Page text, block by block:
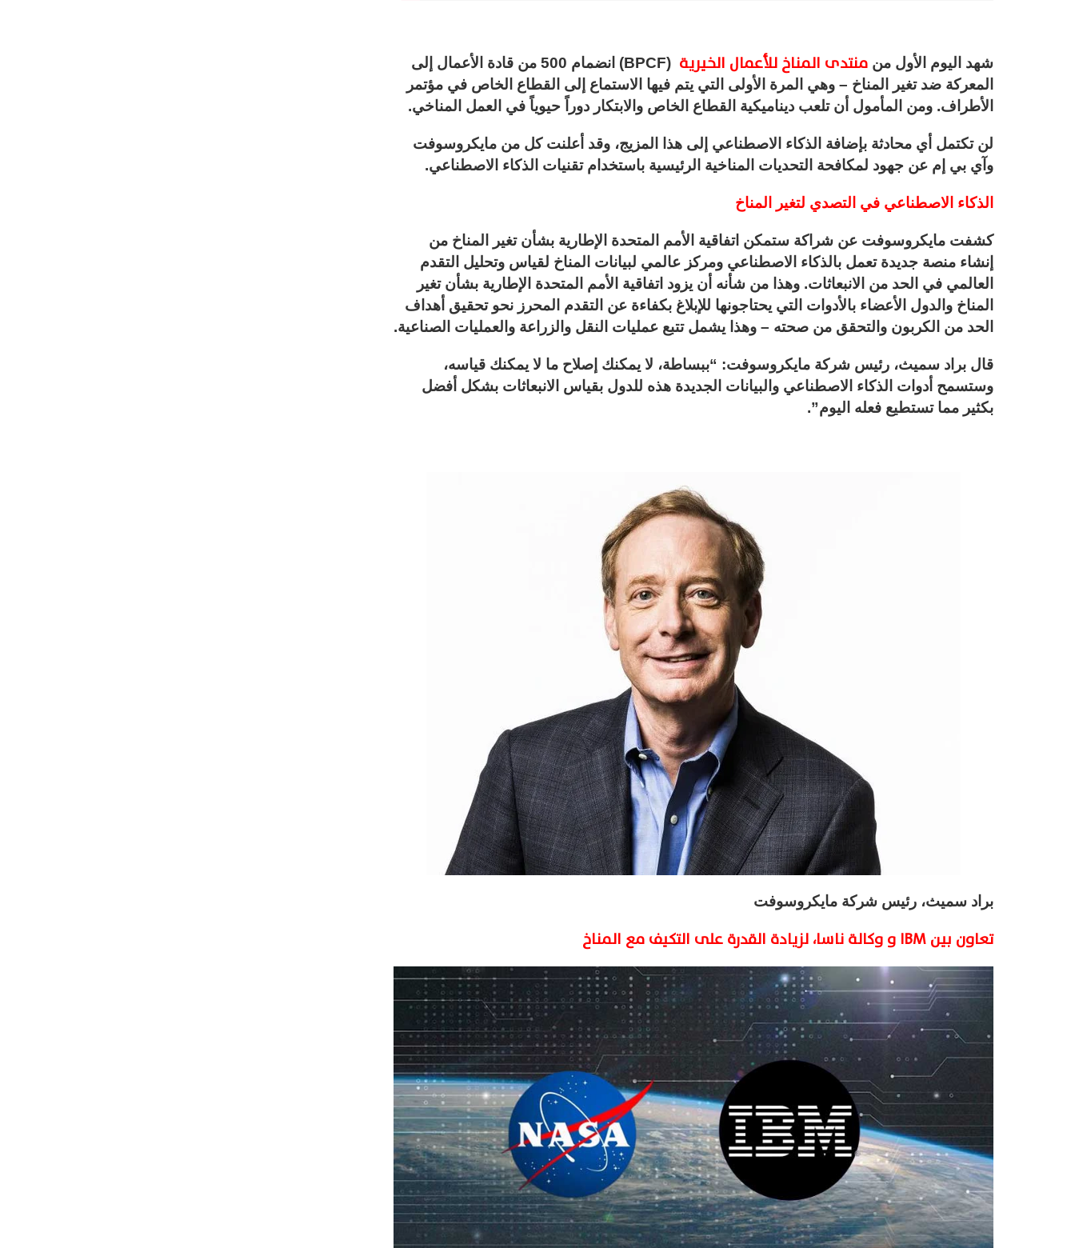
شهد اليوم الأول من منتدى المناخ للأعمال الخيرية
(BPCF) انضمام 500 من قادة الأعمال إلى
المعركة ضد تغير المناخ – وهي المرة الأولى التي يتم فيها الاستماع إلى القطاع الخاص في مؤتمر
الأطراف. ومن المأمول أن تلعب ديناميكية القطاع الخاص والابتكار دوراً حيوياً في العمل المناخي.
لن تكتمل أي محادثة بإضافة الذكاء الاصطناعي إلى هذا المزيج، وقد أعلنت كل من مايكروسوفت
وآي بي إم عن جهود لمكافحة التحديات المناخية الرئيسية باستخدام تقنيات الذكاء الاصطناعي.
الذكاء الاصطناعي في التصدي لتغير المناخ
كشفت مايكروسوفت عن شراكة ستمكن اتفاقية الأمم المتحدة الإطارية بشأن تغير المناخ من
إنشاء منصة جديدة تعمل بالذكاء الاصطناعي ومركز عالمي لبيانات المناخ لقياس وتحليل التقدم
العالمي في الحد من الانبعاثات. وهذا من شأنه أن يزود اتفاقية الأمم المتحدة الإطارية بشأن تغير
المناخ والدول الأعضاء بالأدوات التي يحتاجونها للإبلاغ بكفاءة عن التقدم المحرز نحو تحقيق أهداف
الحد من الكربون والتحقق من صحته – وهذا يشمل تتبع عمليات النقل والزراعة والعمليات الصناعية.
قال براد سميث، رئيس شركة مايكروسوفت: “ببساطة، لا يمكنك إصلاح ما لا يمكنك قياسه،
وستسمح أدوات الذكاء الاصطناعي والبيانات الجديدة هذه للدول بقياس الانبعاثات بشكل أفضل
بكثير مما تستطيع فعله اليوم”.
براد سميث، رئيس شركة مايكروسوفت
تعاون بين IBM و وكالة ناسا، لزيادة القدرة على التكيف مع المناخ